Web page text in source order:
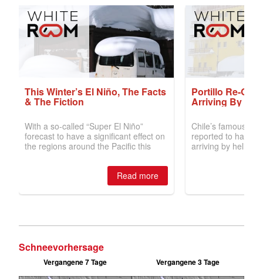
Schneevorhersage
Vergangene 7 Tage Vergangene 3 Tage